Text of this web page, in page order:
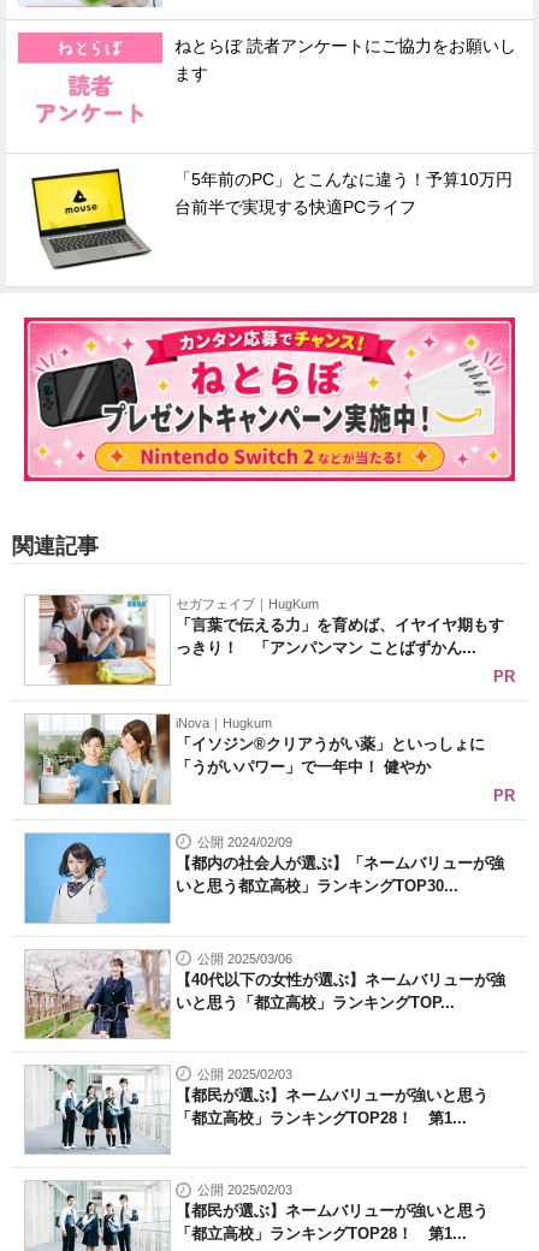
ねとらぼ 読者アンケートにご協力をお願いし
ます
「5年前のPC」とこんなに違う！予算10万円
台前半で実現する快適PCライフ
関連記事
セガフェイブ｜HugKum
「言葉で伝える力」を育めば、イヤイヤ期もす
っきり！ 「アンパンマン ことばずかん...
PR
iNova｜Hugkum
「イソジン®クリアうがい薬」といっしょに
「うがいパワー」で一年中！ 健やか
PR
公開 2024/02/09
【都内の社会人が選ぶ】「ネームバリューが強
いと思う都立高校」ランキングTOP30...
公開 2025/03/06
【40代以下の女性が選ぶ】ネームバリューが強
いと思う「都立高校」ランキングTOP...
公開 2025/02/03
【都民が選ぶ】ネームバリューが強いと思う
「都立高校」ランキングTOP28！ 第1...
公開 2025/02/03
【都民が選ぶ】ネームバリューが強いと思う
「都立高校」ランキングTOP28！ 第1...